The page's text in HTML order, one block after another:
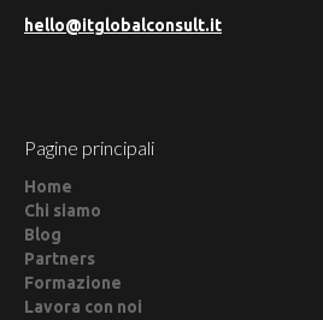
hello@itglobalconsult.it
Pagine principali
Home
Chi siamo
Blog
Partners
Formazione
Lavora con noi